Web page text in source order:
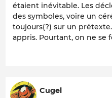
étaient inévitable. Les
des symboles, voire un
toujours(?) sur un
appris. Pourtant, on ne se
Cugel